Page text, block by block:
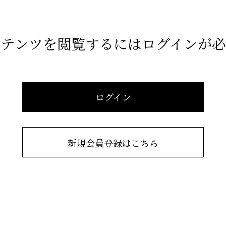
ンツを閲覧するにはログインが
ログイン
新規会員登録はこちら